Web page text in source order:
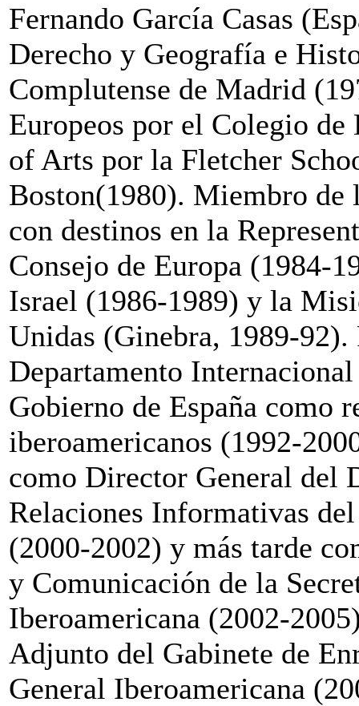
Fernando García Casas
Derecho y Geografía e
Complutense de Madrid
Europeos por el Colegio
of Arts por la Fletcher
Boston(1980). Miembro de
con destinos en la
Consejo de Europa (1984-
Israel (1986-1989) y la
Unidas (Ginebra, 1989-
Departamento
Gobierno de España como
iberoamericanos (1992-
como Director General del
Relaciones Informativas
(2000-2002) y más tarde
y Comunicación de la
Iberoamericana (2002-
Adjunto del Gabinete de
General Iberoamericana